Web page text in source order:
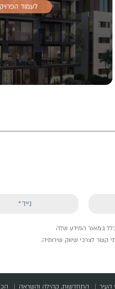
לעמוד
במאגר המידע שלה
קשר לצרכי שיווק שירותיה.
התחדשות, קהילה והשראה